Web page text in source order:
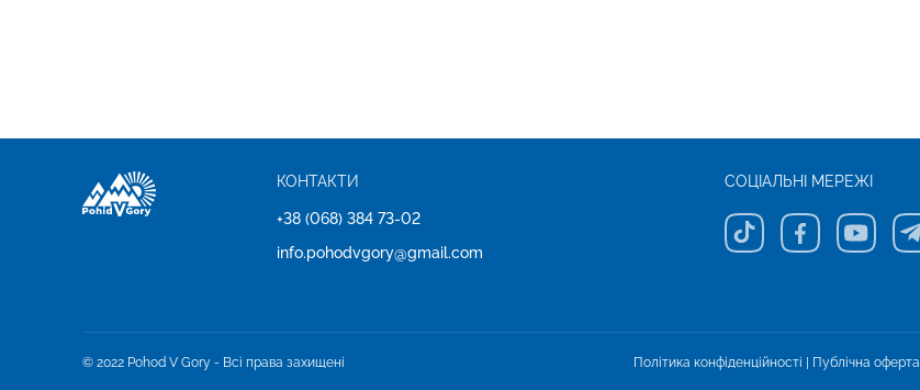
КОНТАКТИ
+38 (068) 384 73-02
info.pohodvgory@gmail.com
СОЦІАЛЬНІ МЕРЕЖІ
© 2022 Pohod V Gory - Всі права захищені Політика конфіденційності Публічна оферта